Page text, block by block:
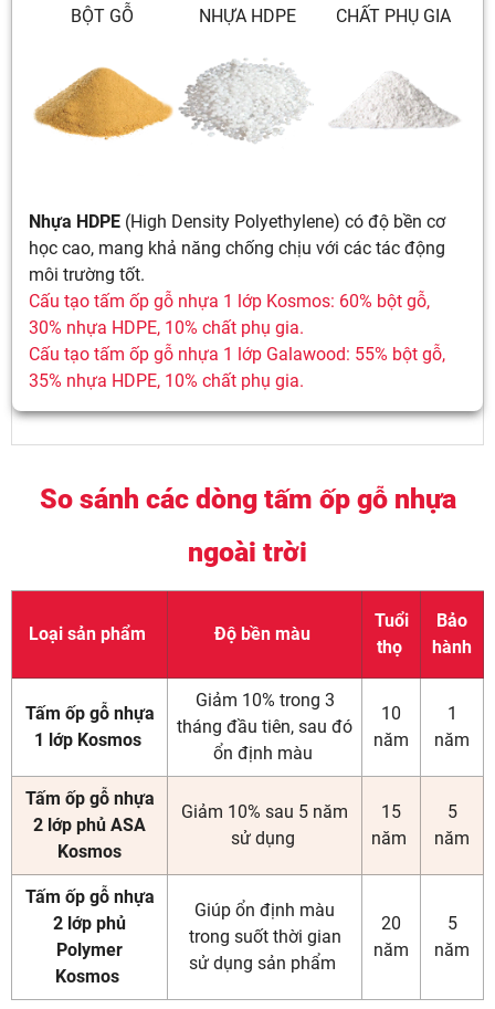
BỘT GỖ
NHỰA HDPE
CHẤT PHỤ GIA
Nhựa HDPE (High Density Polyethylene) có độ bền cơ
học cao, mang khả năng chống chịu với các tác động
môi trường tốt.
Cấu tạo tấm ốp gỗ nhựa 1 lớp Kosmos: 60% bột gỗ,
30% nhựa HDPE, 10% chất phụ gia.
Cấu tạo tấm ốp gỗ nhựa 1 lớp Galawood: 55% bột gỗ,
35% nhựa HDPE, 10% chất phụ gia.
So sánh các dòng tấm ốp gỗ nhựa
ngoài trời
Loại sản phẩm Độ bền màu
Tuổi
thọ
Bảo
hành
Tấm ốp gỗ nhựa
1 lớp Kosmos
Giảm 10% trong 3
tháng đầu tiên, sau đó
ổn định màu
10
năm
1
năm
Tấm ốp gỗ nhựa
2 lớp phủ ASA
Kosmos
Giảm 10% sau 5 năm
sử dụng
15
năm
5
năm
Tấm ốp gỗ nhựa
2 lớp phủ
Polymer
Kosmos
Giúp ổn định màu
trong suốt thời gian
sử dụng sản phẩm
20
năm
5
năm